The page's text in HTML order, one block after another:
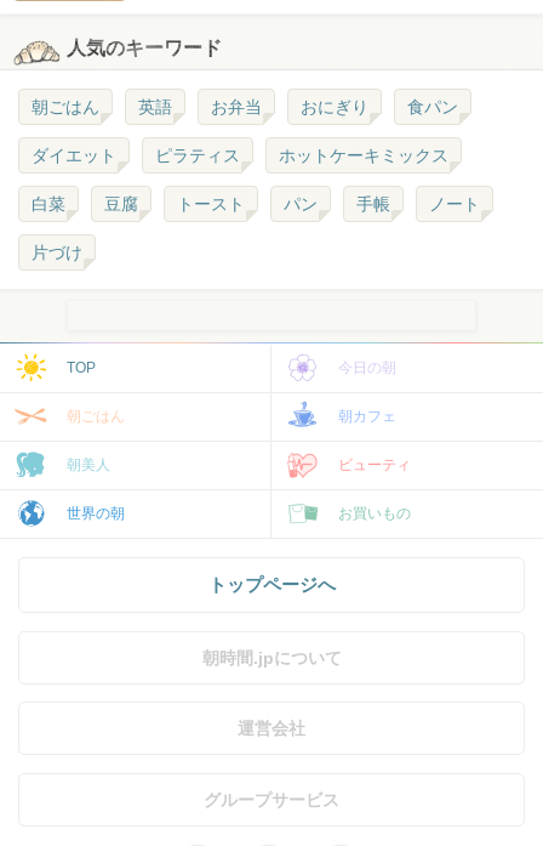
人気のキーワード
朝ごはん 英語 お弁当 おにぎり 食パン
ダイエット ピラティス ホットケーキミックス
白菜 豆腐 トースト パン 手帳 ノート
片づけ
TOP 今日の朝
朝ごはん 朝カフェ
朝美人 ビューティ
世界の朝 お買いもの
トップページへ
朝時間.jpについて
運営会社
グループサービス